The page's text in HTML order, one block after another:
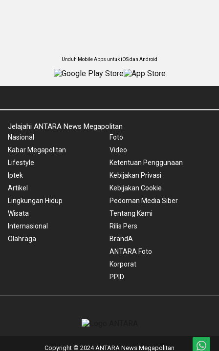
Unduh Mobile Apps untuk iOS dan Android
Jelajahi ANTARA News Megapolitan
Nasional
Kabar Megapolitan
Lifestyle
Iptek
Artikel
Lingkungan Hidup
Wisata
Internasional
Olahraga
Foto
Video
Ketentuan Penggunaan
Kebijakan Privasi
Kebijakan Cookie
Pedoman Media Siber
Tentang Kami
Rilis Pers
BrandA
ANTARA Foto
Korporat
PPID
Copyright © 2024 ANTARA News Megapolitan